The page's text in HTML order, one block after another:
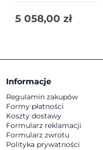
5 058,00 zł
Informacje
Regulamin zakupów
Formy płatności
Koszty dostawy
Formularz reklamacji
Formularz zwrotu
Polityka prywatności